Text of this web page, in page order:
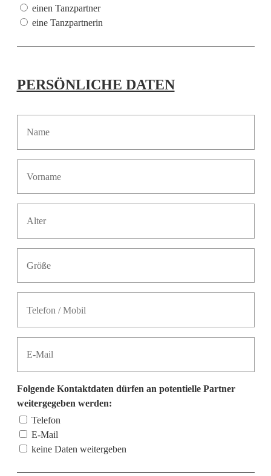
einen Tanzpartner
eine Tanzpartnerin
PERSÖNLICHE DATEN
Folgende Kontaktdaten dürfen an potentielle Partner
weitergegeben werden:
Telefon
E-Mail
keine Daten weitergeben